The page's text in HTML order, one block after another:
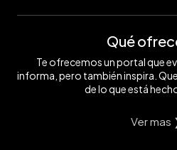
Qué
Te ofrecemos un portal que
informa, pero también inspira.
de lo que está
Ver mas